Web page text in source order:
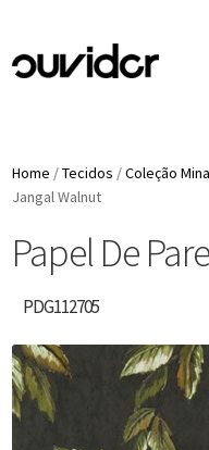
Home /Tecidos /Coleção
Jangal Walnut
Papel De
PDG112705